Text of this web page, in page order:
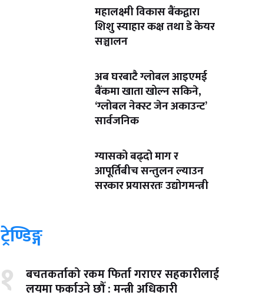
महालक्ष्मी विकास बैंकद्वारा
शिशु स्याहार कक्ष तथा डे केयर
सञ्चालन
अब घरबाटै ग्लोबल आइएमई
बैंकमा खाता खोल्न सकिने,
‘ग्लोबल नेक्स्ट जेन अकाउन्ट’
सार्वजनिक
ग्यासको बढ्दो माग र
आपूर्तिबीच सन्तुलन ल्याउन
सरकार प्रयासरतः उद्योगमन्त्री
ट्रेण्डिङ्ग
१ बचतकर्ताको रकम फिर्ता गराएर सहकारीलाई
लयमा फर्काउने छौँ : मन्त्री अधिकारी